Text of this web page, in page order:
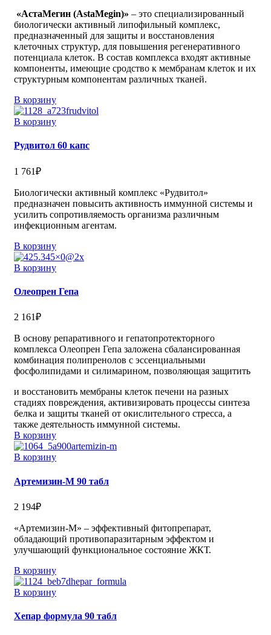
«АстаМегин (AstaMegin)» – это специализированный
биологически активный липофильный комплекс,
предназначенный для защиты и восстановления
клеточных структур, для повышения регенеративного
потенциала клеток. В состав комплекса входят активные
компоненты, имеющие сродство к мембранам клеток и их
структурным компонентам различных тканей.
В корзину
В корзину
Рудвитол 60 капс
1 761₽
Биологически активный комплекс «Рудвитол»
предназначен повысить активность иммунной системы и
усилить сопротивляемость организма различным
инфекционным агентам.
В корзину
В корзину
Олеопрен Гепа
2 161₽
В основу репаративного и гепатопротекторного
комплекса Олеопрен Гепа заложена сбалансированная
комбинация полипренолов с эссенциальными
фосфолипидами и силимарином, позволяющая защитить
и восстановить мембраны клеток печени на разных
стадиях повреждения, активизировать процессы синтеза
белка и защиты тканей от окислительного стресса, а
также деятельность иммунной системы.
В корзину
В корзину
Артемизин-М 90 табл
2 194₽
«Артемизин-М» – эффективный фитопрепарат,
обладающий противопаразитарным эффектом и
улучшающий функциональное состояние ЖКТ.
В корзину
В корзину
Хепар формула 90 табл